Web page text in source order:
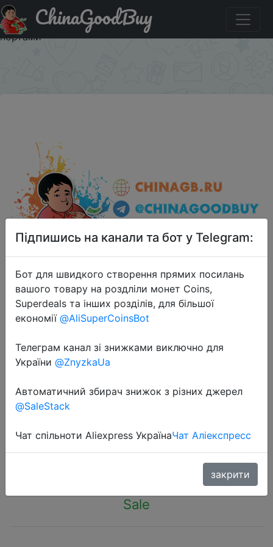
Придбати по знижці новый xiaomi ультратонкий
10000mah мобильный банк мощности 2 с 2 USB-
портами
ChinaGoodBuy
2018-07-15
10000mah мобильный банк
мощности 2 с 2 USB-портами
$13.99
Sale
Підпишись на канали та бот у Telegram:
Бот для швидкого створення прямих посилань
вашого товару на роздліли монет Coins,
Superdeals та інших розділів, для більшої
економії @AliSuperCoinsBot
Телеграм канал зі знижками виключно для
України @ZnyzkaUa
Автоматичний збирач знижок з різних джерел
@SaleStack
Чат спільноти Aliexpress УкраїнаЧат Аліекспресс
закрити